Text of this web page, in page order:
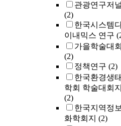
관광연구저널
(2)
한국시스템
이내믹스 연구
가을학술대회
(2)
정책연구 (2)
한국환경생태
학회 학술대회지
(2)
한국지역정
화학회지 (2)